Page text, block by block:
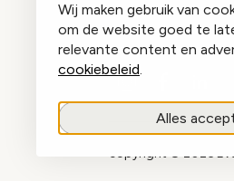
Wij maken gebruik van
om de website goed te
relevante content en
cookiebeleid.
Alles
copyright © 2026